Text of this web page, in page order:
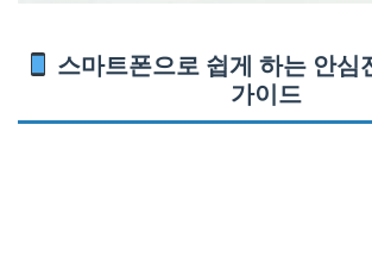
스마트폰으로 쉽게 하는 안심
가이드